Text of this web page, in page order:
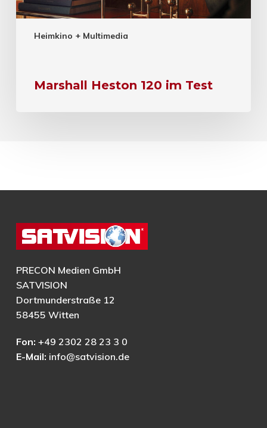
Heimkino + Multimedia
Marshall Heston 120 im Test
PRECON Medien GmbH
SATVISION
Dortmunderstraße 12
58455 Witten
Fon: +49 2302 28 23 3 0
E-Mail: info@satvision.de